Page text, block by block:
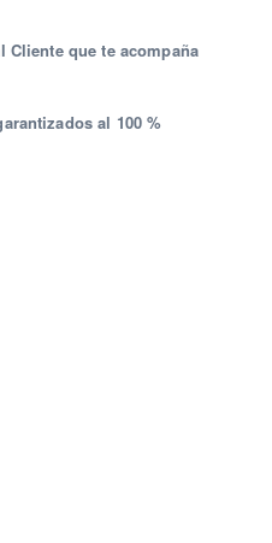
Cliente que te acompaña
al 100 %